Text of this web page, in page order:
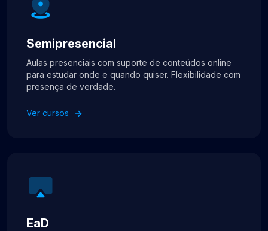
Semipresencial
Aulas presenciais com suporte de conteúdos online
para estudar onde e quando quiser. Flexibilidade com
presença de verdade.
Ver cursos
EaD